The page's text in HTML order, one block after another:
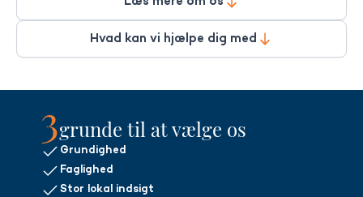
Vi er på fornavn med dem alle, og vi vil hellere lave syv
personlige fremvisninger frem for ét åbent hus. Vi vil helst tale
om de bløde værdier ved boligen, frem for robot-agtigt at plapre
løs om rød-gul-grå vurderinger i en tilstandsrapport, kontantlån
tryg køber skriver hurtigere under - på en bedre salgspris.
Vi vil gøre alt hvad vi kan for at hjælpe jer med at gøre en god
handel.
Hvad kan vi hjælpe dig med
3grunde til at vælge os
Grundighed
Faglighed
Stor lokal indsigt